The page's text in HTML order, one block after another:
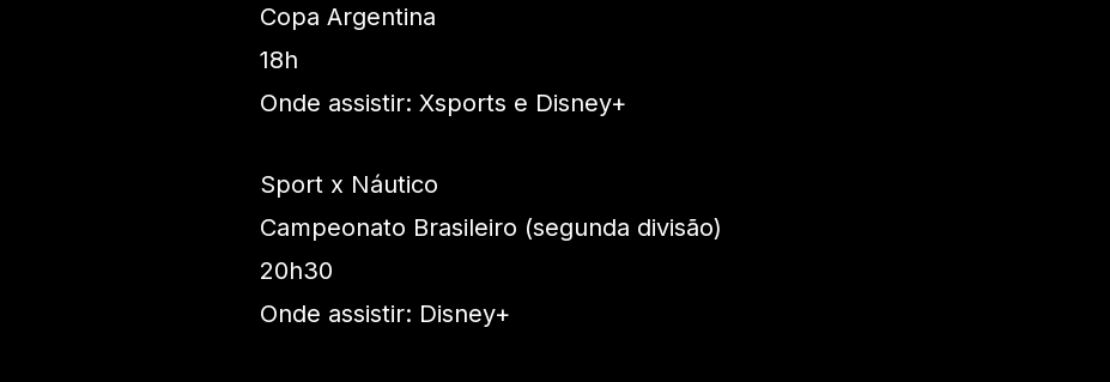
Copa Argentina
18h
Onde assistir: Xsports e Disney+
Sport x Náutico
Campeonato Brasileiro (segunda divisão)
20h30
Onde assistir: Disney+